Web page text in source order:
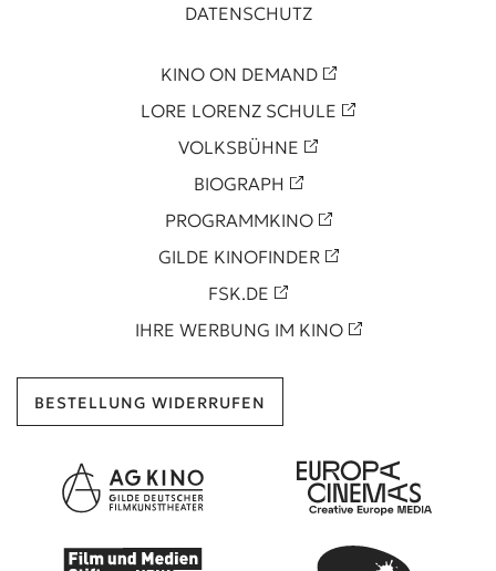
DATENSCHUTZ
KINO ON DEMAND
LORE LORENZ SCHULE
VOLKSBÜHNE
BIOGRAPH
PROGRAMMKINO
GILDE KINOFINDER
FSK.DE
IHRE WERBUNG IM KINO
BESTELLUNG WIDERRUFEN